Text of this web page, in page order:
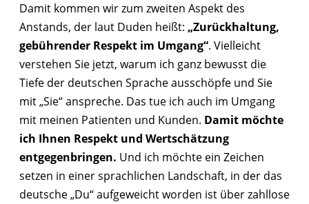
Damit kommen wir zum zweiten Aspekt des
Anstands, der laut Duden heißt: „Zurückhaltung,
gebührender Respekt im Umgang“. Vielleicht
verstehen Sie jetzt, warum ich ganz bewusst die
Tiefe der deutschen Sprache ausschöpfe und Sie
mit „Sie“ anspreche. Das tue ich auch im Umgang
mit meinen Patienten und Kunden. Damit möchte
ich Ihnen Respekt und Wertschätzung
entgegenbringen. Und ich möchte ein Zeichen
setzen in einer sprachlichen Landschaft, in der das
deutsche „Du“ aufgeweicht worden ist über zahllose